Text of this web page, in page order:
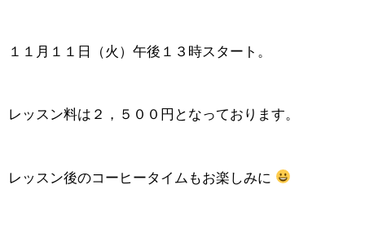
１１月１１日（火）午後１３時スタート。
レッスン料は２，５００円となっております。
レッスン後のコーヒータイムもお楽しみに